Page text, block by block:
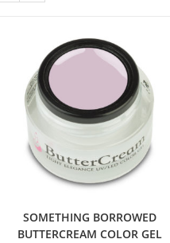
SOMETHING BORROWED
BUTTERCREAM COLOR GEL